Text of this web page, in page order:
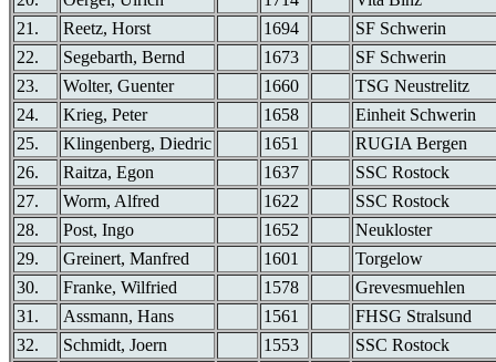
21.
Reetz, Horst 1694
SF Schwerin
22.
Segebarth, Bernd 1673
SF Schwerin
23.
Wolter, Guenter 1660
TSG Neustrelitz
24.
Krieg, Peter 1658
Einheit Schwerin
25.
Klingenberg, Diedric 1651
RUGIA Bergen
26.
Raitza, Egon 1637
SSC Rostock
27.
Worm, Alfred 1622
SSC Rostock
28.
Post, Ingo 1652
Neukloster
29.
Greinert, Manfred 1601
Torgelow
30.
Franke, Wilfried 1578
Grevesmuehlen
31.
Assmann, Hans 1561
FHSG Stralsund
32.
Schmidt, Joern 1553
SSC Rostock